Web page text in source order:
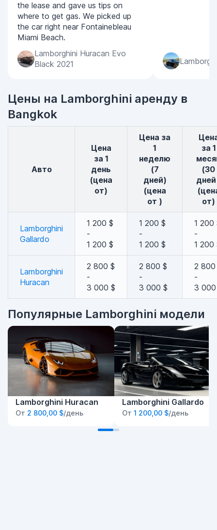
the lease and gave us tips on
where to get gas. We picked up
the car right near Fontainebleau
Miami Beach.
Lamborghini Huracan Evo
Black 2021
Цены на Lamborghini аренду в
Bangkok
авто
Цена
за 1
день
(цена
от)
Цена за
1
неделю
(7
дней)
(цена
от )
Цена
за 1
(30
от)
Lamborghini
Gallardo
1 200 $
-
1 200 $
1 200 $
-
1 200 $
1 200
-
1 200
Lamborghini
Huracan
2 800 $
-
3 000 $
2 800 $
-
3 000 $
2 800
-
3
Популярные Lamborghini модели
Lamborghini Huracan
От 2 800,00 $/день
Lamborghini Gallardo
От 1 200,00 $/день